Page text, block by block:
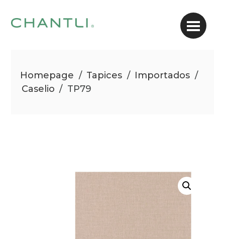
Homepage / Tapices / Importados /
Caselio / TP79